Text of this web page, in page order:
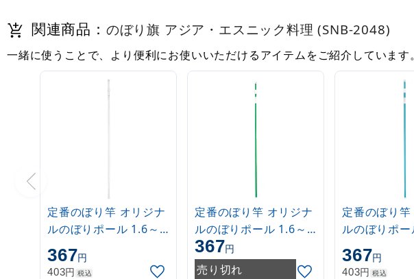
関連商品： のぼり旗 アジア・エスニック料理 (SNB-2048)
一緒に使うことで、より便利にお使いいただけるアイテムをご紹介しています。
定番のぼり竿 オリジナ
ルのぼりポール 1.6～
3m 伸縮式 白
(30537***)
367円
403円 税込
定番のぼり竿 オリジナ
ルのぼりポール 1.6～
3m 伸縮式 緑
(30537GRN)
367円
売り切れ
定番のぼり
ルのぼりポー
3m 伸縮式 水
(30537SBL)
367円
403円 税込